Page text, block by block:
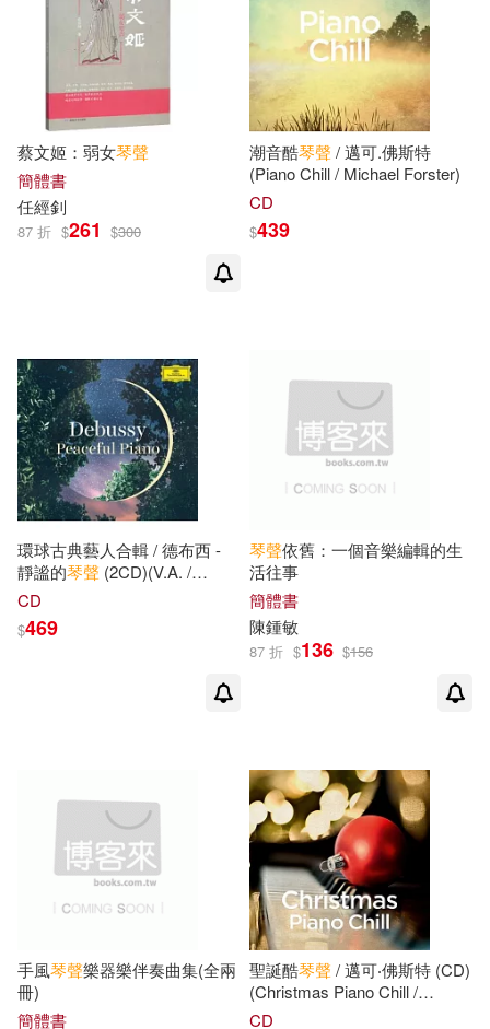
臺灣麥克(1)
華南理工大學出版社(1)
萬卷出版公司(1)
蘇州大學出版社(1)
遼寧大學出版社(1)
鄭州大學出版社(1) 集夢坊(1)
高等教育出版社(1)
鴻影多媒體(1)
蔡文姬：弱女琴聲
簡體書
任經釗
87 折 $261 $300
潮音酷琴聲/ 邁可.佛斯特
(Piano Chill / Michael Forster)
CD
$439
環球古典藝人合輯 / 德布西 -
靜謐的琴聲 (2CD)(V.A. /
Debussy Peaceful Piano
CD
$469
琴聲依舊：一個音樂編輯的生
活往事
簡體書
陳鍾敏
87 折 $136 $156
手風琴聲樂器樂伴奏曲集(全兩
冊)
簡體書
聖誕酷琴聲/ 邁可‧佛斯特 (CD)
(Christmas Piano Chill /
Michael Forster)
CD